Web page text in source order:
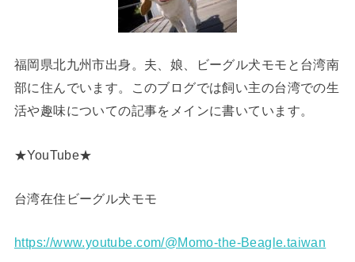
福岡県北九州市出身。夫、娘、ビーグル犬モモと台湾南
部に住んでいます。このブログでは飼い主の台湾での生
活や趣味についての記事をメインに書いています。
★YouTube★
台湾在住ビーグル犬モモ
https://www.youtube.com/@Momo-the-Beagle.taiwan